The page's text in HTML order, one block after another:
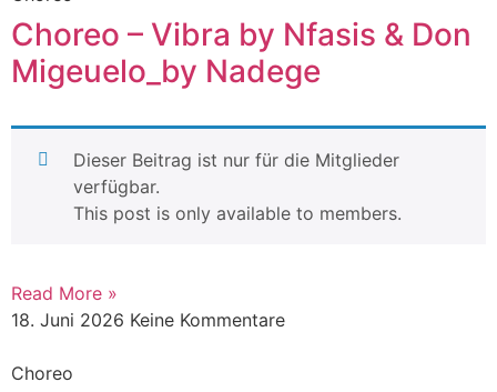
Choreo – Vibra by Nfasis & Don
Migeuelo_by Nadege
Dieser Beitrag ist nur für die Mitglieder
verfügbar.
This post is only available to members.
Read More »
18. Juni 2026 Keine Kommentare
Choreo